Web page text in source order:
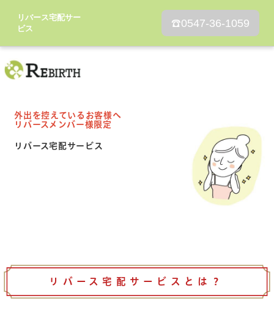
リバース宅配サー
ビス
☎0547-36-1059
外出を控えているお客様へ
リバースメンバー様限定
リバース宅配サービス
リバース宅配サービスとは？